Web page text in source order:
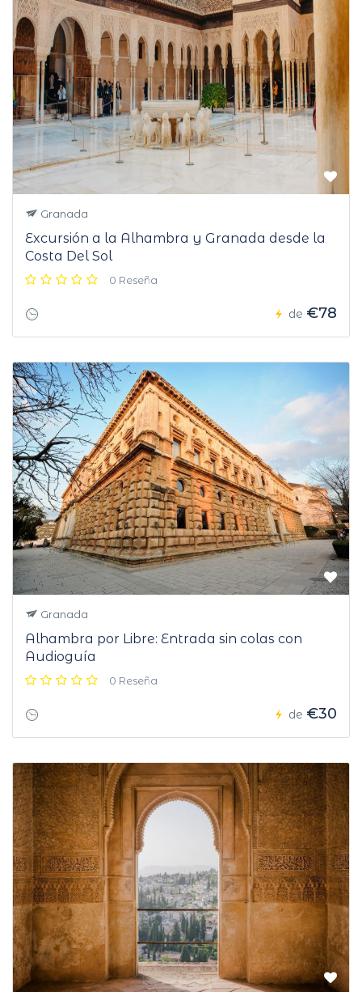
Granada
Excursión a la Alhambra y Granada desde la
Costa Del Sol
0 Reseña
de €78
Granada
Alhambra por Libre: Entrada sin colas con
Audioguía
0 Reseña
de €30